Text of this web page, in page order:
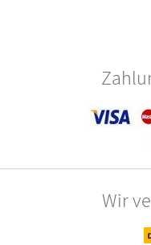
Wir